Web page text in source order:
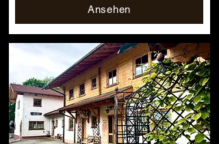
Ansehen